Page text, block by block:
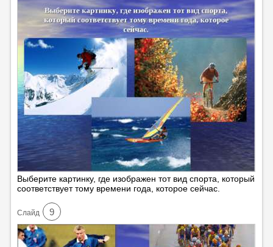
Выберите картинку, где изображен тот вид спорта, который
соответствует тому времени года, которое сейчас.
Cлайд 9